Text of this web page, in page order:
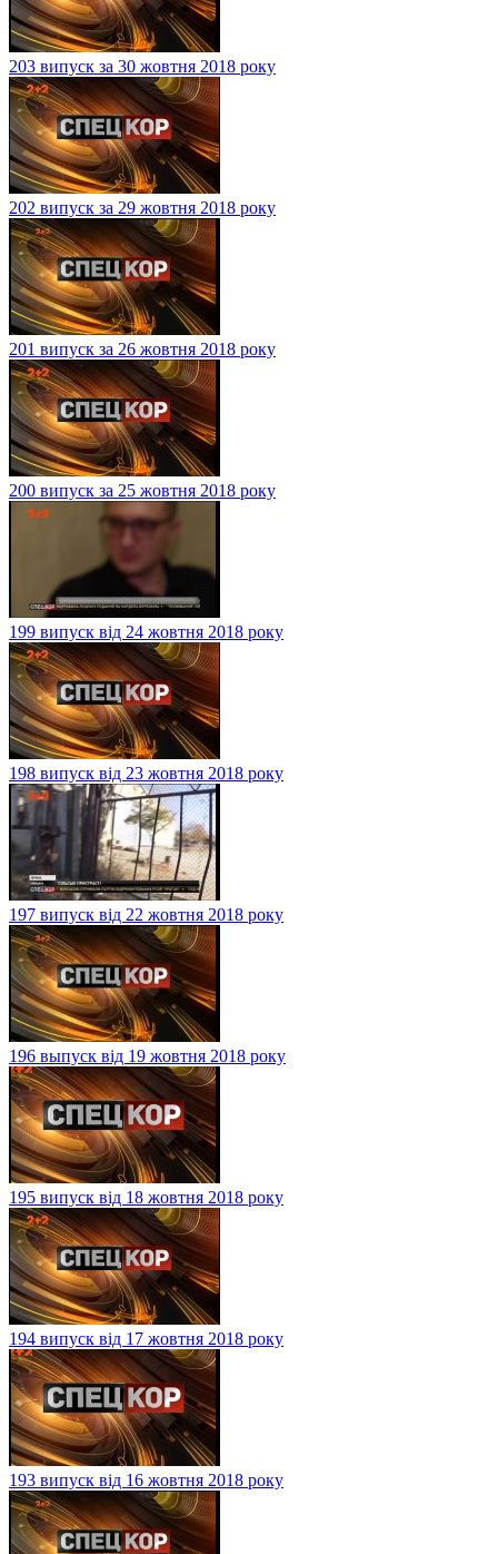
203 випуск за 30 жовтня 2018 року
202 випуск за 29 жовтня 2018 року
201 випуск за 26 жовтня 2018 року
200 випуск за 25 жовтня 2018 року
199 випуск від 24 жовтня 2018 року
198 випуск від 23 жовтня 2018 року
197 випуск від 22 жовтня 2018 року
196 выпуск від 19 жовтня 2018 року
195 випуск від 18 жовтня 2018 року
194 випуск від 17 жовтня 2018 року
193 випуск від 16 жовтня 2018 року